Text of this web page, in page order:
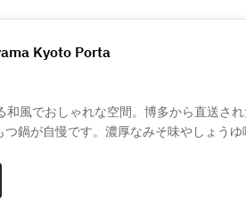
Kyoto Porta
和風でおしゃれな空間。博多から直送さ
鍋が自慢です。濃厚なみそ味やしょうゆ
気軽にご利用いただけます。その他、熊
、九州の美味を存分に味わえるメニューを